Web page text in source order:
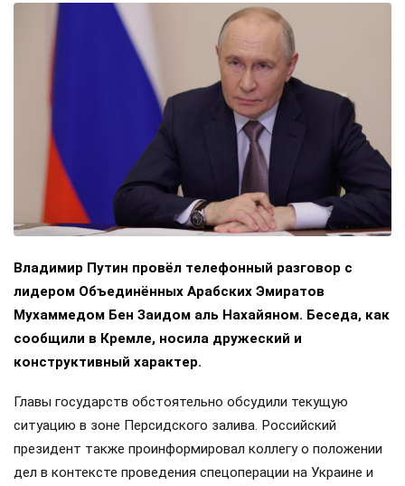
Владимир Путин провёл телефонный разговор с
лидером Объединённых Арабских Эмиратов
Мухаммедом Бен Заидом аль Нахайяном. Беседа, как
сообщили в Кремле, носила дружеский и
конструктивный характер.
Главы государств обстоятельно обсудили текущую
ситуацию в зоне Персидского залива. Российский
президент также проинформировал коллегу о положении
дел в контексте проведения спецоперации на Украине и